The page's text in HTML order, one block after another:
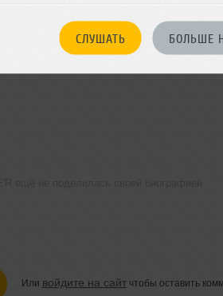
СЛУШАТЬ БОЛЬШЕ
Или войдите на сайтчтобы оставить